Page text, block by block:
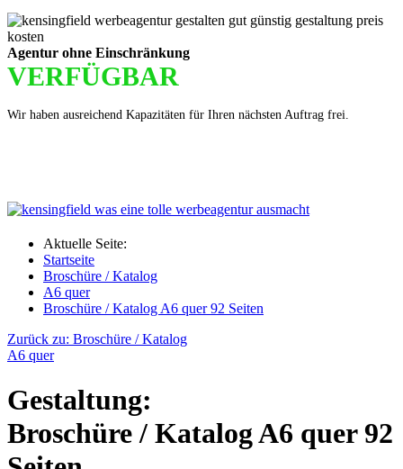
Agentur ohne Einschränkung
VERFÜGBAR
Wir haben ausreichend Kapazitäten für Ihren nächsten Auftrag frei.
Aktuelle Seite:
Startseite
Broschüre / Katalog
A6 quer
Broschüre / Katalog A6 quer 92 Seiten
Zurück zu: Broschüre / Katalog
A6 quer
Gestaltung:
Broschüre / Katalog A6 quer 92